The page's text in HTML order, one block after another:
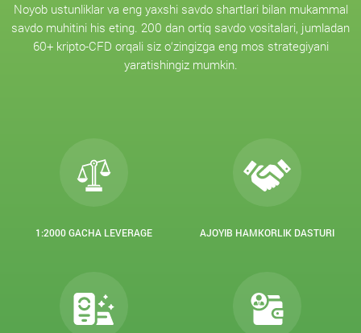
Noyob ustunliklar va eng yaxshi savdo shartlari bilan mukammal
savdo muhitini his eting. 200 dan ortiq savdo vositalari, jumladan
60+ kripto-CFD orqali siz o‘zingizga eng mos strategiyani
yaratishingiz mumkin.
1:2000 GACHA LEVERAGE AJOYIB HAMKORLIK DASTURI